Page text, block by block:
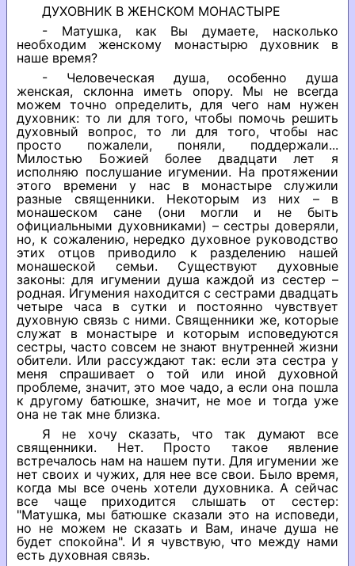
ДУХОВНИК В ЖЕНСКОМ МОНАСТЫРЕ
- Матушка, как Вы думаете, насколько
необходим женскому монастырю духовник в
наше время?
- Человеческая душа, особенно душа
женская, склонна иметь опору. Мы не всегда
можем точно определить, для чего нам нужен
духовник: то ли для того, чтобы помочь решить
духовный вопрос, то ли для того, чтобы нас
просто пожалели, поняли, поддержали...
Милостью Божией более двадцати лет я
исполняю послушание игумении. На протяжении
этого времени у нас в монастыре служили
разные священники. Некоторым из них – в
монашеском сане (они могли и не быть
официальными духовниками) – сестры доверяли,
но, к сожалению, нередко духовное руководство
этих отцов приводило к разделению нашей
монашеской семьи. Существуют духовные
законы: для игумении душа каждой из сестер –
родная. Игумения находится с сестрами двадцать
четыре часа в сутки и постоянно чувствует
духовную связь с ними. Священники же, которые
служат в монастыре и которым исповедуются
сестры, часто совсем не знают внутренней жизни
обители. Или рассуждают так: если эта сестра у
меня спрашивает о той или иной духовной
проблеме, значит, это мое чадо, а если она пошла
к другому батюшке, значит, не мое и тогда уже
она не так мне близка.
Я не хочу сказать, что так думают все
священники. Нет. Просто такое явление
встречалось нам на нашем пути. Для игумении же
нет своих и чужих, для нее все свои. Было время,
когда мы все очень хотели духовника. А сейчас
все чаще приходится слышать от сестер:
"Матушка, мы батюшке сказали это на исповеди,
но не можем не сказать и Вам, иначе душа не
будет спокойна". И я чувствую, что между нами
есть духовная связь.